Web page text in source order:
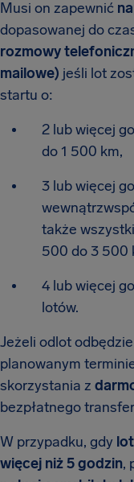
Musi on zapewnić
dopasowanej do
rozmowy
mailowe) jeśli lot
startu o:
2 lub więcej
do 1 500 km,
3 lub więcej
także
500 do 3 500
4 lub więcej
lotów.
Jeżeli odlot
planowanym
skorzystania z
bezpłatnego
W przypadku, gdy
więcej niż 5 godzin,